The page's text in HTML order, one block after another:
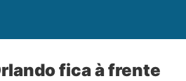
fica à frente